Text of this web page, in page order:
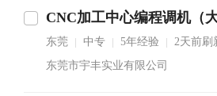
东莞 中专 5年经验
2天前刷
东莞市宇丰实业有限公司